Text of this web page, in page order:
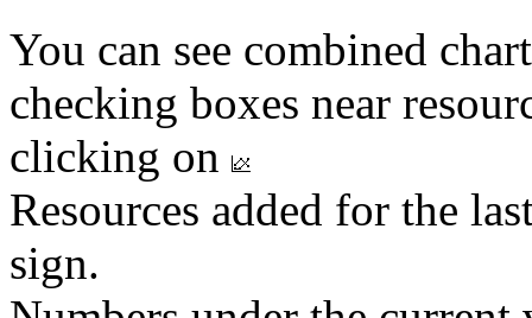
You can see combined
checking boxes near
clicking on
Resources added for the
sign.